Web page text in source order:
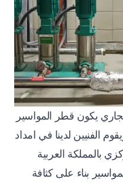
يكون قطر المواسير
و 2 بوصة. ويقوم الفنيين لدينا في امداد
بالمملكة العربية
بناء على كثافة